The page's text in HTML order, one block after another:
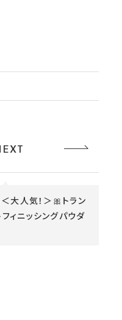
＜大人気！＞🎀トラン
ィニッシングパウダ